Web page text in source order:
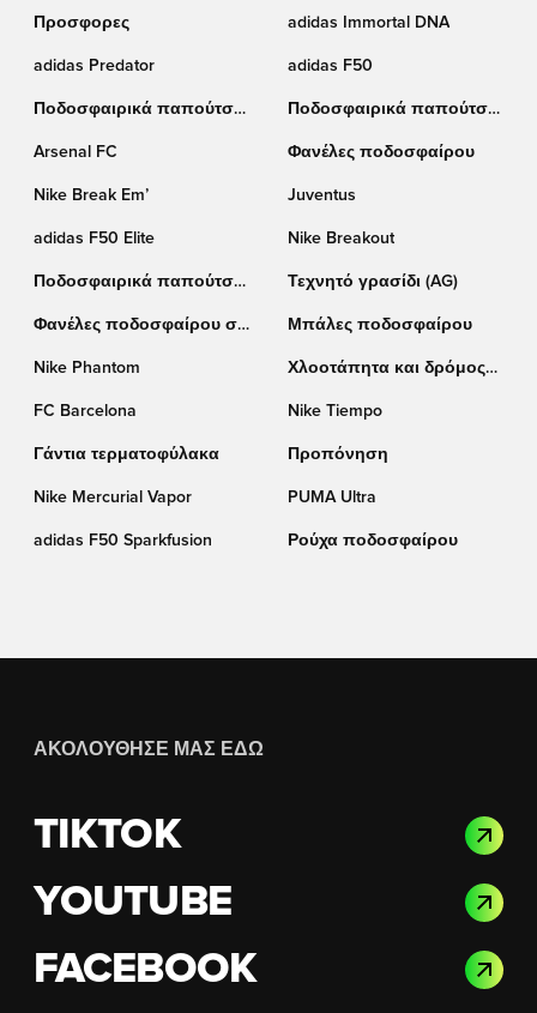
Προσφορες adidas Immortal DNA
adidas Predator adidas F50
Ποδοσφαιρικά παπούτσια
Ποδοσφαιρικά παπούτσια
Arsenal FC
Φανέλες ποδοσφαίρου
Nike Break Em’ Juventus
adidas F50 Elite Nike Breakout
Ποδοσφαιρικά παπούτσια
Τεχνητό γρασίδι (AG)
Φανέλες ποδοσφαίρου σε
Μπάλες ποδοσφαίρου
Nike Phantom
Χλοοτάπητα και δρόμος
FC Barcelona
Nike Tiempo
Γάντια τερματοφύλακα Προπόνηση
Nike Mercurial Vapor PUMA Ultra
adidas F50 Sparkfusion Ρούχα ποδοσφαίρου
ΑΚΟΛΟΎΘΗΣΈ ΜΑΣ ΕΔΏ
TIKTOK
YOUTUBE
FACEBOOK